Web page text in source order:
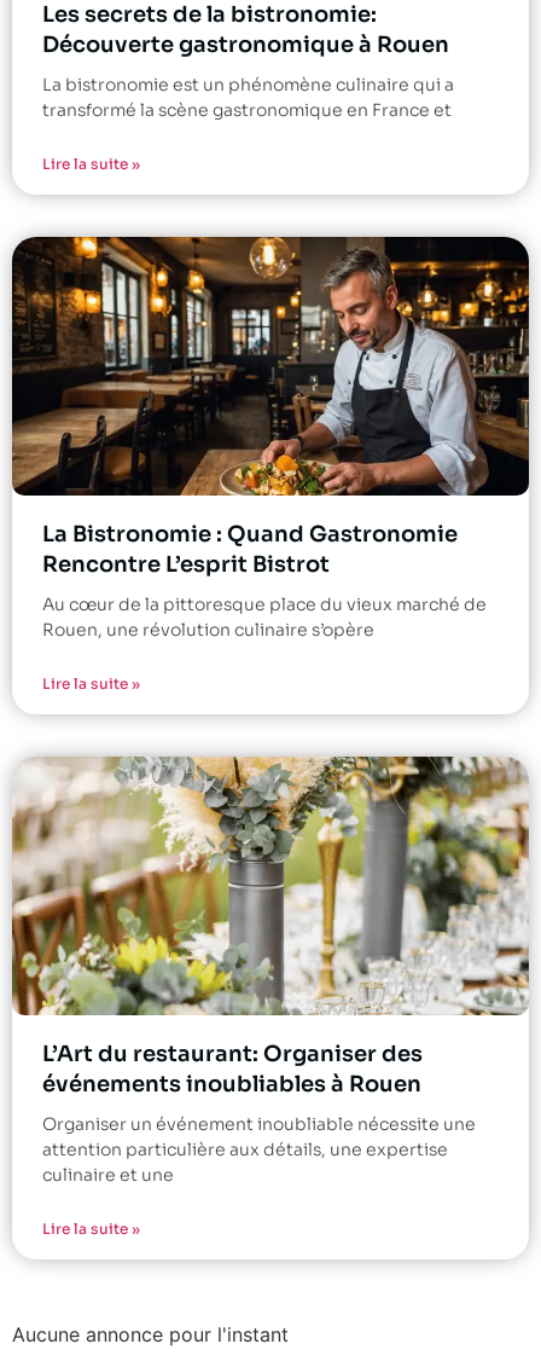
Les secrets de la bistronomie:
Découverte gastronomique à Rouen
La bistronomie est un phénomène culinaire qui a
transformé la scène gastronomique en France et
Lire la suite »
La Bistronomie : Quand Gastronomie
Rencontre L’esprit Bistrot
Au cœur de la pittoresque place du vieux marché de
Rouen, une révolution culinaire s’opère
Lire la suite »
L’Art du restaurant: Organiser des
événements inoubliables à Rouen
Organiser un événement inoubliable nécessite une
attention particulière aux détails, une expertise
culinaire et une
Lire la suite »
Aucune annonce pour l'instant